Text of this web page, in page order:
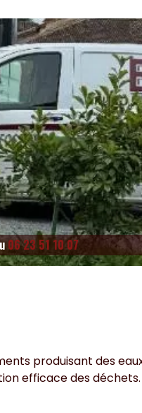
06 23 51 10 07
produisant des
efficace des déchets.